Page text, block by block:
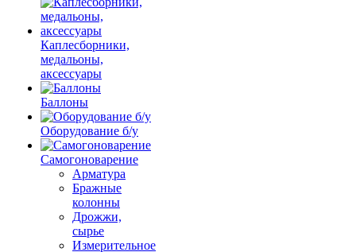
Каплесборники,
медальоны,
аксессуары
Баллоны
Оборудование б/у
Самогоноварение
Арматура
Бражные
колонны
Дрожжи,
сырье
Измерительное